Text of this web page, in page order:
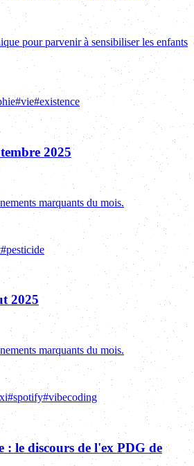
pour parvenir à sensibiliser les enfants
#vie#existence
2025
marquants du mois.
#pesticide
2025
marquants du mois.
#spotify#vibecoding
: le discours de l'ex PDG de